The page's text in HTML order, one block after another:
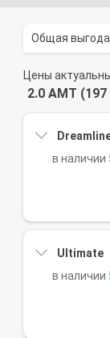
Цены
2.0 AMT (197
Ultimate